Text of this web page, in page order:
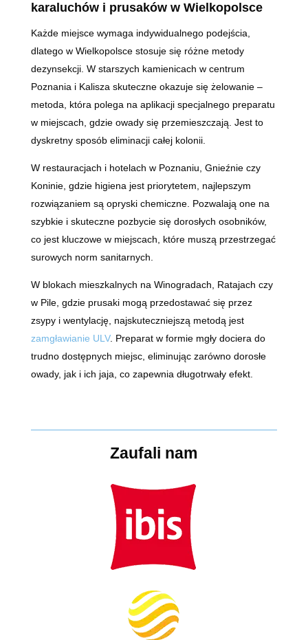
karaluchów i prusaków w Wielkopolsce
Każde miejsce wymaga indywidualnego podejścia,
dlatego w Wielkopolsce stosuje się różne metody
dezynsekcji. W starszych kamienicach w centrum
Poznania i Kalisza skuteczne okazuje się żelowanie –
metoda, która polega na aplikacji specjalnego preparatu
w miejscach, gdzie owady się przemieszczają. Jest to
dyskretny sposób eliminacji całej kolonii.
W restauracjach i hotelach w Poznaniu, Gnieźnie czy
Koninie, gdzie higiena jest priorytetem, najlepszym
rozwiązaniem są opryski chemiczne. Pozwalają one na
szybkie i skuteczne pozbycie się dorosłych osobników,
co jest kluczowe w miejscach, które muszą przestrzegać
surowych norm sanitarnych.
W blokach mieszkalnych na Winogradach, Ratajach czy
w Pile, gdzie prusaki mogą przedostawać się przez
zsypy i wentylację, najskuteczniejszą metodą jest
zamgławianie ULV. Preparat w formie mgły dociera do
trudno dostępnych miejsc, eliminując zarówno dorosłe
owady, jak i ich jaja, co zapewnia długotrwały efekt.
Zaufali nam